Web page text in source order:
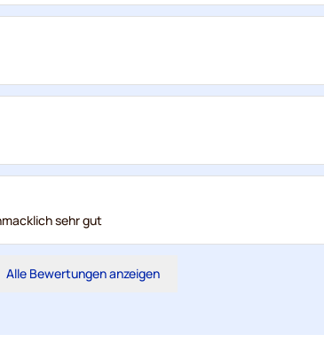
sehr gut
Alle Bewertungen anzeigen